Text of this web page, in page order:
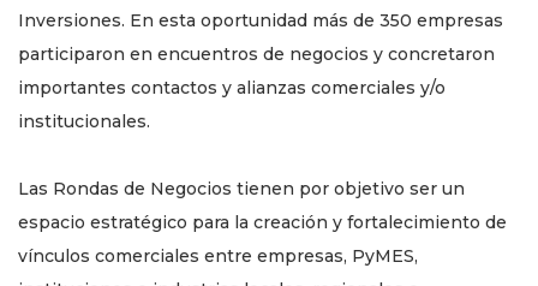
Inversiones. En esta oportunidad más de 350 empresas
participaron en encuentros de negocios y concretaron
importantes contactos y alianzas comerciales y/o
institucionales.
Las Rondas de Negocios tienen por objetivo ser un
espacio estratégico para la creación y fortalecimiento de
vínculos comerciales entre empresas, PyMES,